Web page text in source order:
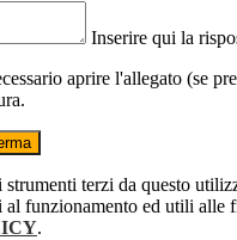
Inserire qui la
aprire l'allegato (se
strumenti terzi da questo
al funzionamento ed utili alle
.